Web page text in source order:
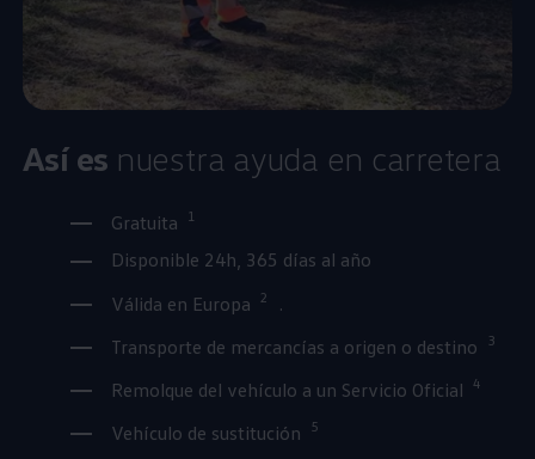
Así es nuestra ayuda en carretera
Gratuita 1
Disponible 24h, 365 días al año
Válida en Europa
2
.
Transporte de mercancías a origen o destino
3
Remolque del vehículo a un Servicio Oficial 4
Vehículo de sustitución 5